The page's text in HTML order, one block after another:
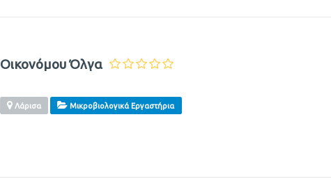
Οικονόμου Όλγα
Λάρισα Μικροβιολογικά Εργαστήρια